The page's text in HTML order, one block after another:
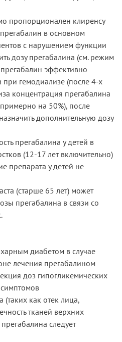
пропорционален клиренсу
в основном
с нарушением функции
дозу прегабалина (см. режим
эффективно
при гемодиализе (после 4-х
концентрация прегабалина
на 50%), после
дополнительную дозу
прегабалина у детей в
(12-17 лет включительно)
препарата у детей не
(старше 65 лет) может
прегабалина в связи со
диабетом в случае
лечения прегабалином
доз гипогликемических
симптомов
(таких как отек лица,
тканей верхних
следует